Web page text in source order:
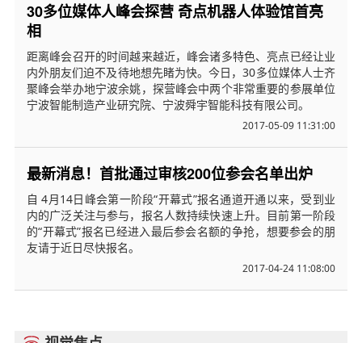
30多位媒体人峰会探营 奇点机器人体验馆首亮
相
距离峰会召开的时间越来越近，峰会诸多特色、亮点已经让业
内外朋友们迫不及待地想先睹为快。今日，30多位媒体人士齐
聚峰会举办地宁波余姚，探营峰会中两个非常重要的参展单位
宁波智能制造产业研究院、宁波舜宇智能科技有限公司。
2017-05-09 11:31:00
最新消息！首批通过审核200位参会名单出炉
自 4月14日峰会第一阶段“开幕式”报名通道开通以来，受到业
内的广泛关注与参与，报名人数持续快速上升。目前第一阶段
的“开幕式”报名已经进入最后参会名额的争抢，想要参会的朋
友请于近日尽快报名。
2017-04-24 11:08:00